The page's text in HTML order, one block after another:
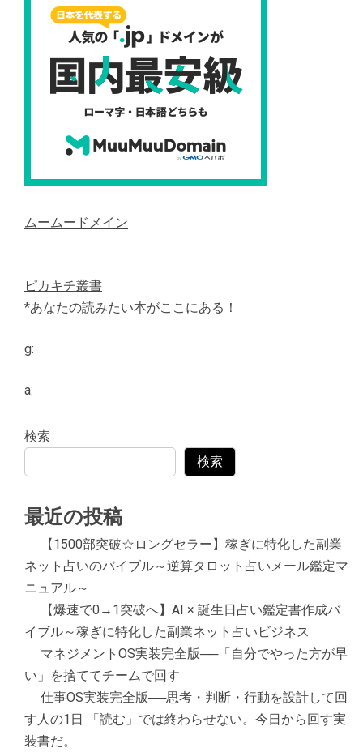
ムームードメイン
ピカキチ叢書
*あなたの読みたい本がここにある！
g:
a:
検索
検索
最近の投稿
【1500部突破☆ロングセラー】稼ぎに特化した副業
ネット占いのバイブル～逆算タロット占いメール鑑定マ
ニュアル～
【爆速で0→1突破へ】AI × 誕生日占い鑑定書作成バ
イブル～稼ぎに特化した副業ネット占いビジネス
マネジメントOS実装完全版──「自分でやった方が早
い」を捨ててチームで回す
仕事OS実装完全版──思考・判断・行動を設計して回
す人の1日 「読む」では終わらせない。今日から回す実
装書だ。